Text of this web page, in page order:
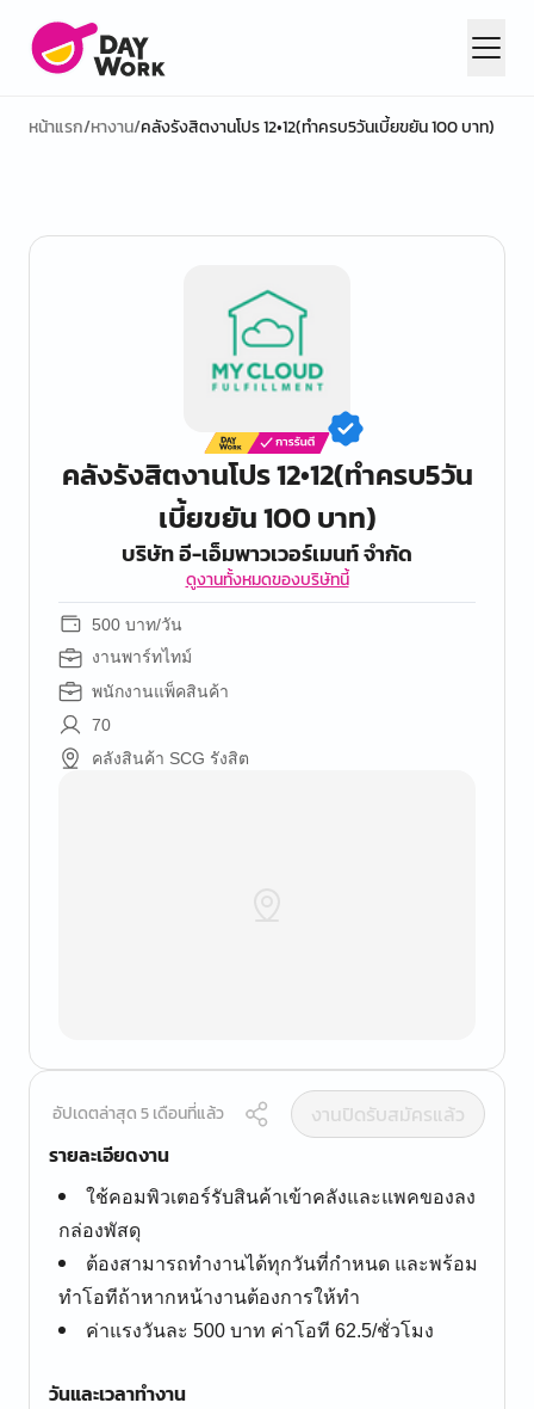
หน้าแรก/หางาน/คลังรังสิตงานโปร 12•12(ทำครบ5วันเบี้ยขยัน 100 บาท)
คลังรังสิตงานโปร 12•12(ทำครบ5วัน
เบี้ยขยัน 100 บาท)
บริษัท อี-เอ็มพาวเวอร์เมนท์ จำกัด
ดูงานทั้งหมดของบริษัทนี้
500 บาท/วัน
งานพาร์ทไทม์
พนักงานแพ็คสินค้า
70
คลังสินค้า SCG รังสิต
อัปเดตล่าสุด 5 เดือนที่แล้ว
งานปิดรับสมัครแล้ว
รายละเอียดงาน
ใช้คอมพิวเตอร์รับสินค้าเข้าคลังและแพคของลง
กล่องพัสดุ
ต้องสามารถทำงานได้ทุกวันที่กำหนด และพร้อม
ทำโอทีถ้าหากหน้างานต้องการให้ทำ
ค่าแรงวันละ 500 บาท ค่าโอที 62.5/ชั่วโมง
วันและเวลาทำงาน